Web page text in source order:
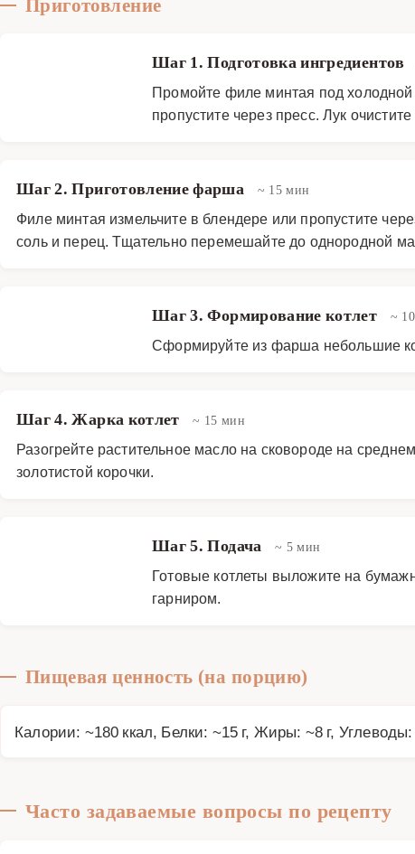
Приготовление
Шаг 1. Подготовка ингредиентов
Промойте филе минтая под
пропустите через пресс. Лук
Шаг 2. Приготовление фарша ~ 15 мин
Филе минтая измельчите в блендере или пропустите
соль и перец. Тщательно перемешайте до однородной
Шаг 3. Формирование котлет ~
Сформируйте из фарша небольшие
Шаг 4. Жарка котлет ~ 15 мин
Разогрейте растительное масло на сковороде на
золотистой корочки.
Шаг 5. Подача ~ 5 мин
Готовые котлеты выложите на
гарниром.
Пищевая ценность (на порцию)
Калории: ~180 ккал, Белки: ~15 г, Жиры: ~8 г, Углеводы:
Часто задаваемые вопросы по рецепту